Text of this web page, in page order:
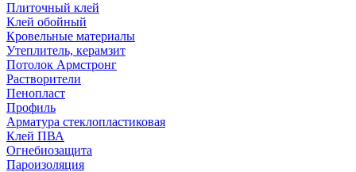
Плиточный клей
Клей обойный
Кровельные материалы
Утеплитель, керамзит
Потолок Армстронг
Растворители
Пенопласт
Профиль
Арматура стеклопластиковая
Клей ПВА
Огнебиозащита
Пароизоляция